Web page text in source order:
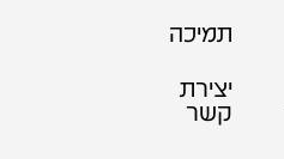
תמיכה
יצירת
קשר